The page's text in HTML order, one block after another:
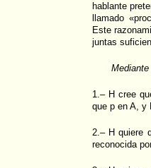
hablante
llamado
Este
juntas
1.– H cree
que p en A, y
2.– H quiere
reconocida